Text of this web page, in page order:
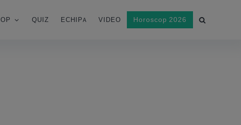
QUIZ ECHIPA VIDEO Horoscop 2026